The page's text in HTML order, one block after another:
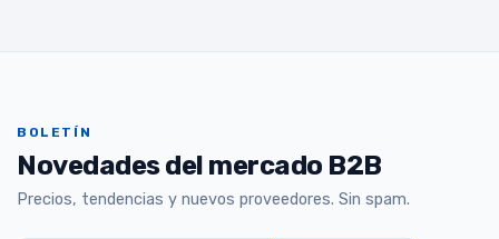
BOLETÍN
Novedades del mercado B2B
Precios, tendencias y nuevos proveedores. Sin spam.